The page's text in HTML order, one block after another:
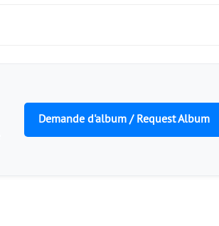
Demande d'album / Request Album